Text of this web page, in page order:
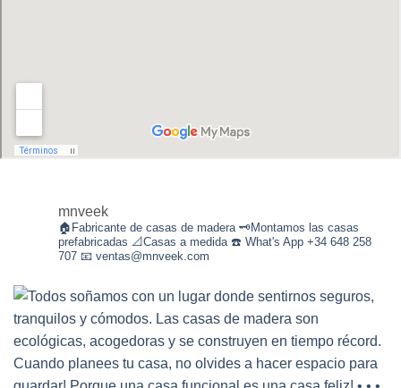
mnveek
🏠Fabricante de casas de madera 🗝Montamos las casas
prefabricadas 📐Casas a medida ☎️ What's App +34 648 258
707 📧 ventas@mnveek.com